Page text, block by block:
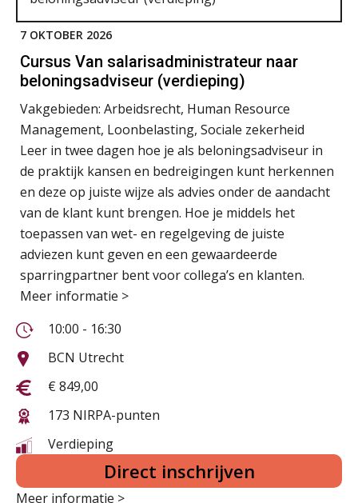
7 OKTOBER 2026
Cursus Van salarisadministrateur naar
beloningsadviseur (verdieping)
Vakgebieden: Arbeidsrecht, Human Resource
Management, Loonbelasting, Sociale zekerheid
Leer in twee dagen hoe je als beloningsadviseur in
de praktijk kansen en bedreigingen kunt herkennen
en deze op juiste wijze als advies onder de aandacht
van de klant kunt brengen. Hoe je middels het
toepassen van wet- en regelgeving de juiste
adviezen kunt geven en een gewaardeerde
sparringpartner bent voor collega’s en klanten.
Meer informatie >
10:00 - 16:30
BCN Utrecht
€ 849,00
173 NIRPA-punten
Verdieping
Direct inschrijven
Meer informatie >